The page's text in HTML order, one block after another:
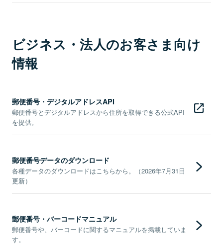
ビジネス・法人のお客さま向け
情報
郵便番号・デジタルアドレスAPI
郵便番号とデジタルアドレスから住所を取得できる公式API
を提供。
郵便番号データのダウンロード
各種データのダウンロードはこちらから。（2026年7月31日
更新）
郵便番号・バーコードマニュアル
郵便番号や、バーコードに関するマニュアルを掲載していま
す。